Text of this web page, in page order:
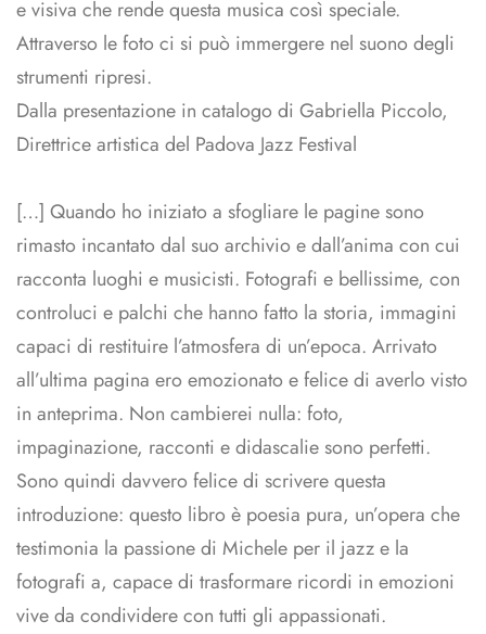
e visiva che rende questa musica così speciale.
Attraverso le foto ci si può immergere nel suono degli
strumenti ripresi.
Dalla presentazione in catalogo di Gabriella Piccolo,
Direttrice artistica del Padova Jazz Festival
[…] Quando ho iniziato a sfogliare le pagine sono
rimasto incantato dal suo archivio e dall’anima con cui
racconta luoghi e musicisti. Fotografi e bellissime, con
controluci e palchi che hanno fatto la storia, immagini
capaci di restituire l’atmosfera di un’epoca. Arrivato
all’ultima pagina ero emozionato e felice di averlo visto
in anteprima. Non cambierei nulla: foto,
impaginazione, racconti e didascalie sono perfetti.
Sono quindi davvero felice di scrivere questa
introduzione: questo libro è poesia pura, un’opera che
testimonia la passione di Michele per il jazz e la
fotografi a, capace di trasformare ricordi in emozioni
vive da condividere con tutti gli appassionati.